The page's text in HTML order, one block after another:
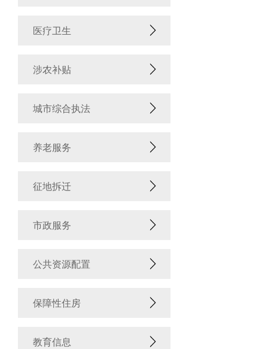
医疗卫生
涉农补贴
城市综合执法
养老服务
征地拆迁
市政服务
公共资源配置
保障性住房
教育信息